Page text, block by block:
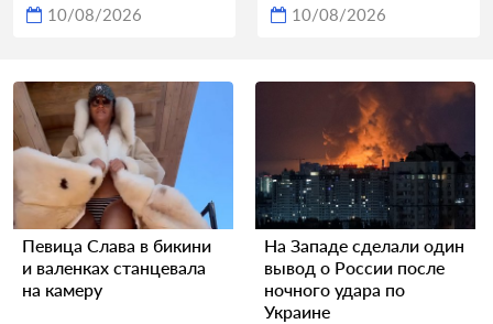
10/08/2026 10/08/2026
Певица Слава в бикини
и валенках станцевала
на камеру
На Западе сделали один
вывод о России после
ночного удара по
Украине